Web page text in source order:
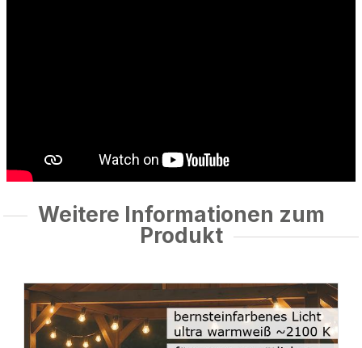
Weitere Informationen zum
Produkt